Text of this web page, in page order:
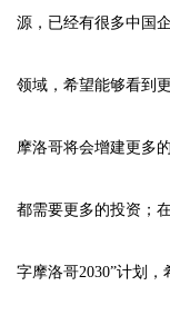
源，已经有很多中国
领域，希望能够看到
摩洛哥将会增建更多
都需要更多的投资；
字摩洛哥2030”计划